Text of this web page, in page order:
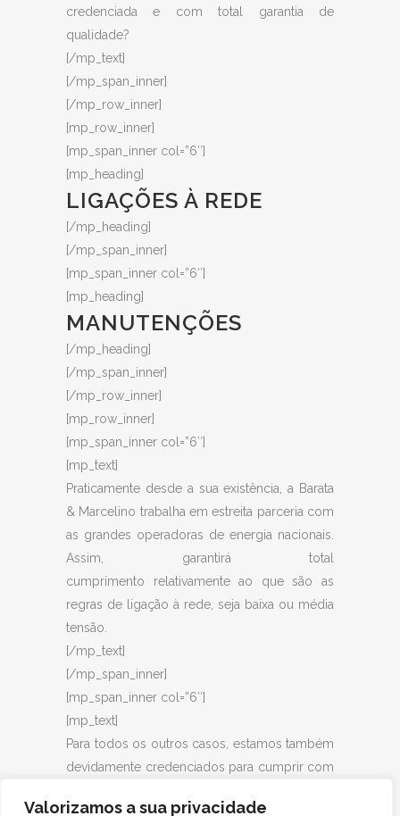
Valorizamos a sua privacidade
credenciada e com total garantia de
qualidade?
[/mp_text]
[/mp_span_inner]
[/mp_row_inner]
[mp_row_inner]
[mp_span_inner col=”6″]
[mp_heading]
LIGAÇÕES À REDE
[/mp_heading]
[/mp_span_inner]
[mp_span_inner col=”6″]
[mp_heading]
MANUTENÇÕES
[/mp_heading]
[/mp_span_inner]
[/mp_row_inner]
[mp_row_inner]
[mp_span_inner col=”6″]
[mp_text]
Praticamente desde a sua existência, a Barata
& Marcelino trabalha em estreita parceria com
as grandes operadoras de energia nacionais.
Assim, garantirá total
cumprimento relativamente ao que são as
regras de ligação à rede, seja baixa ou média
tensão.
[/mp_text]
[/mp_span_inner]
[mp_span_inner col=”6″]
[mp_text]
Para todos os outros casos, estamos também
devidamente credenciados para cumprir com